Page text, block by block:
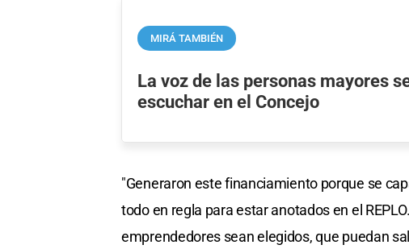
MIRÁ TAMBIÉN
La voz de las personas mayores
escuchar en el Concejo
"Generaron este financiamiento porque se
todo en regla para estar anotados en el
emprendedores sean elegidos, que puedan